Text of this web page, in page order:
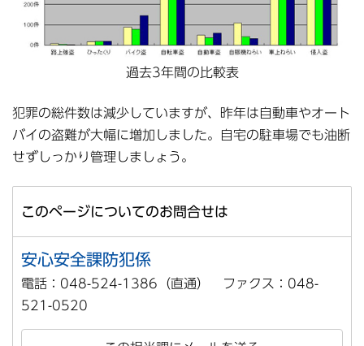
過去3年間の比較表
犯罪の総件数は減少していますが、昨年は自動車やオート
バイの盗難が大幅に増加しました。自宅の駐車場でも油断
せずしっかり管理しましょう。
このページについてのお問合せは
安心安全課防犯係
電話：048-524-1386（直通） ファクス：048-
521-0520